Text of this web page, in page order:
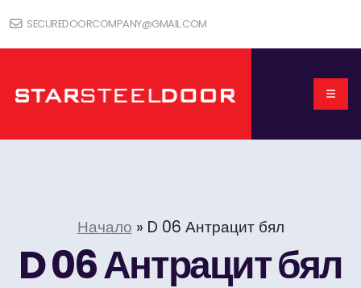
SECUREDOORCOMPANY@GMAIL.COM
Начало » D 06 Антрацит бял
D 06 Антрацит бял